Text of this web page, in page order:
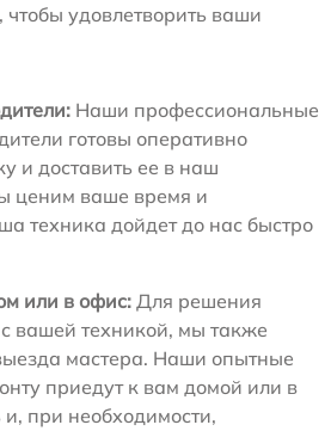
чтобы удовлетворить ваши
Наши профессиональные
готовы оперативно
и доставить ее в наш
ценим ваше время и
техника дойдет до нас быстро
или в офис: Для решения
вашей техникой, мы также
мастера. Наши опытные
приедут к вам домой или в
при необходимости,